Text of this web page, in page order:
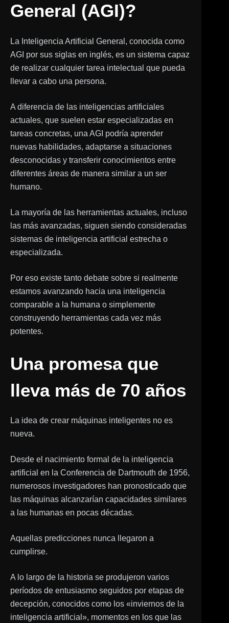
General (AGI)?
La Inteligencia Artificial General, conocida como
AGI por sus siglas en inglés, es un sistema capaz
de realizar cualquier tarea intelectual que pueda
llevar a cabo una persona.
A diferencia de las inteligencias artificiales
actuales, que suelen estar especializadas en
tareas concretas, una AGI podría aprender
nuevas habilidades, adaptarse a situaciones
desconocidas y transferir conocimientos entre
diferentes áreas de manera similar a un ser
humano.
La mayoría de las herramientas actuales, incluso
las más avanzadas, siguen siendo consideradas
sistemas de inteligencia artificial estrecha o
especializada.
Por eso existe tanto debate sobre si realmente
estamos avanzando hacia una inteligencia
comparable a la humana o simplemente
construyendo herramientas cada vez más
potentes.
Una promesa que
lleva más de 70 años
La idea de crear máquinas inteligentes no es
nueva.
Desde el nacimiento formal de la inteligencia
artificial en la Conferencia de Dartmouth de 1956,
numerosos investigadores han pronosticado que
las máquinas alcanzarían capacidades similares
a las humanas en pocas décadas.
Aquellas predicciones nunca llegaron a
cumplirse.
A lo largo de la historia se produjeron varios
períodos de entusiasmo seguidos por etapas de
decepción, conocidos como los «inviernos de la
inteligencia artificial», momentos en los que las